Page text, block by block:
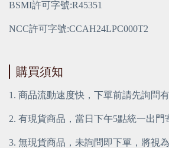
BSMI許可字號:R45351
NCC許可字號:CCAH24LPC000T2
購買須知
1. 商品流動速度快，下單前請先詢問
2. 有現貨商品，當日下午5點統一出門
3. 無現貨商品，未詢問即下單，將視